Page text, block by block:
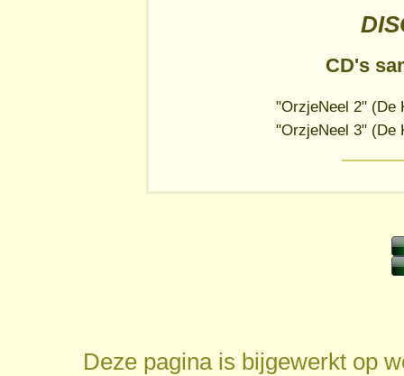
CD's
"OrzjeNeel 2" (De
"OrzjeNeel 3" (De
Deze pagina is bijgewerkt op